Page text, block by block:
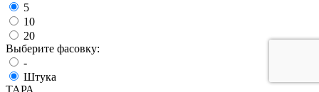
5
10
20
Выберите фасовку:
-
Штука
ТАРА